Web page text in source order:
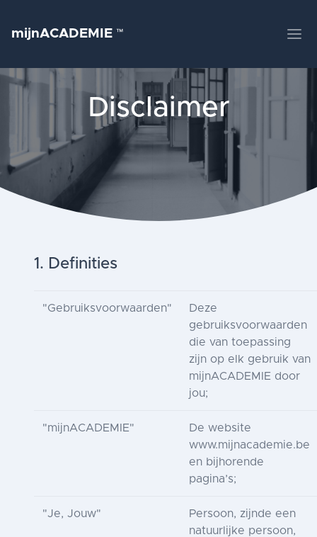
mijnACADEMIE ™
Disclaimer
1. Definities
"Gebruiksvoorwaarden"
Deze
gebruiksvoorwaarden
die van toepassing
zijn op elk gebruik van
mijnACADEMIE door
jou;
"mijnACADEMIE"
De website
www.mijnacademie.be
en bijhorende
pagina’s;
"Je, Jouw"
Persoon, zijnde een
natuurlijke persoon,